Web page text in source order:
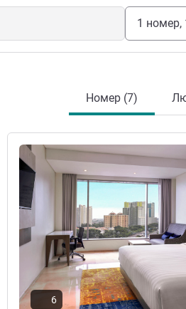
1 номер,
Номер (7)
Подробная информация
6